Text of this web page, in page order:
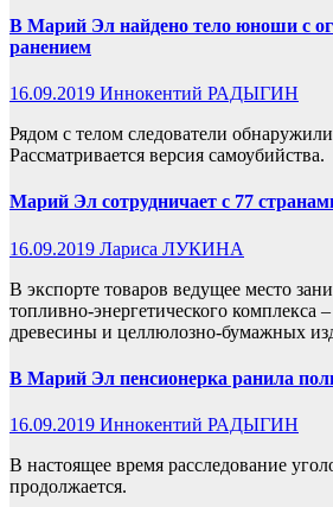
В Марий Эл найдено тело юноши с
ранением
16.09.2019 Иннокентий РАДЫГИН
Рядом с телом следователи
Рассматривается версия самоубийства.
Марий Эл сотрудничает с 77
16.09.2019 Лариса ЛУКИНА
В экспорте товаров ведущее место
топливно-энергетического комплекса
древесины и целлюлозно-бумажных
В Марий Эл пенсионерка ранила
16.09.2019 Иннокентий РАДЫГИН
В настоящее время расследование
продолжается.